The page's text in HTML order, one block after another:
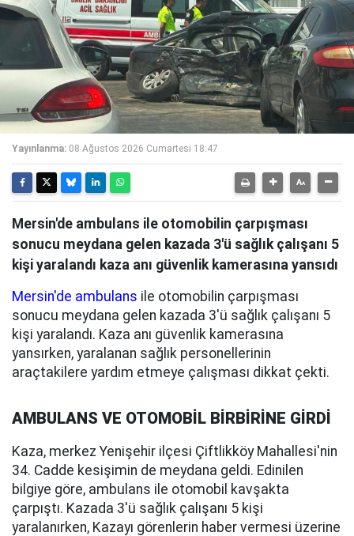
Yayınlanma: 08 Ağustos 2026 Cumartesi 18:47
Mersin'de ambulans ile otomobilin çarpışması
sonucu meydana gelen kazada 3'ü sağlık çalışanı 5
kişi yaralandı kaza anı güvenlik kamerasına yansıdı
Mersin'de ambulans ile otomobilin çarpışması
sonucu meydana gelen kazada 3'ü sağlık çalışanı 5
kişi yaralandı. Kaza anı güvenlik kamerasına
yansırken, yaralanan sağlık personellerinin
araçtakilere yardım etmeye çalışması dikkat çekti.
AMBULANS VE OTOMOBİL BİRBİRİNE GİRDİ
Kaza, merkez Yenişehir ilçesi Çiftlikköy Mahallesi'nin
34. Cadde kesişimin de meydana geldi. Edinilen
bilgiye göre, ambulans ile otomobil kavşakta
çarpıştı. Kazada 3'ü sağlık çalışanı 5 kişi
yaralanırken, Kazayı görenlerin haber vermesi üzerine